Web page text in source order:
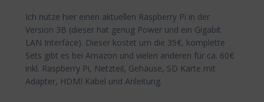
Ich nutze hier einen aktuellen Raspberry Pi in der
Version 3B (dieser hat genug Power und ein Gigabit
LAN Interface). Dieser kostet um die 35€, komplette
Sets gibt es bei Amazon und vielen anderen für ca. 60€
inkl. Raspberry Pi, Netzteil, Gehäuse, SD Karte mit
Adapter, HDMI Kabel und Anleitung.